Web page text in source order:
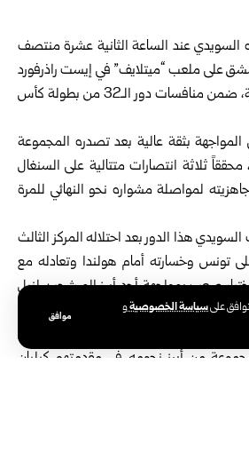
علىسياسة الخصوصيةو
موافق
السويدي عند الساعة الثانية عشرة منتصف
على ملعب “ميتلايف” في إيست راذرفورد
ضمن منافسات دور الـ32 من
بطولة كأس
بثقة عالية بعد تصدره المجموعة
محققاً ثلاثة انتصارات متتالية على السنغال
لمواصلة مشواره نحو النهائي للمرة
هذا الدور بعد احتلاله المركز الثالث
تونس وخسارته أمام هولندا وتعادله مع
صعب بمواجهة أحد أبرز المرشحين لنيل
التي يمتلكها المنتخبان، إذ يعول
من أبرز نجومه في مقدمتهم كيليان